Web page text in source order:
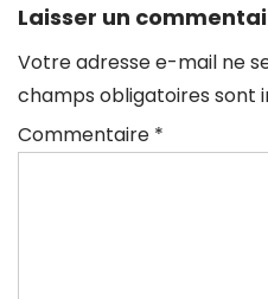
Laisser un
Votre adresse e-mail ne
champs obligatoires sont
Commentaire *